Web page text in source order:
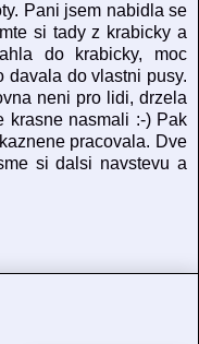
Pani jsem nabidla se
si tady z krabicky a
do krabicky, moc
davala do vlastni pusy.
neni pro lidi, drzela
krasne nasmali :-) Pak
pracovala. Dve
si dalsi navstevu a